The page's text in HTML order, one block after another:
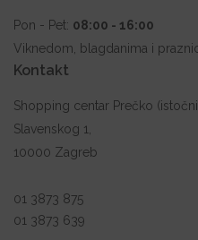
Pon - Pet: 08:00 - 16:00
Viknedom, blagdanima i
Kontakt
Shopping centar Prečko
Slavenskog 1,
10000 Zagreb
01 3873 875
01 3873 639